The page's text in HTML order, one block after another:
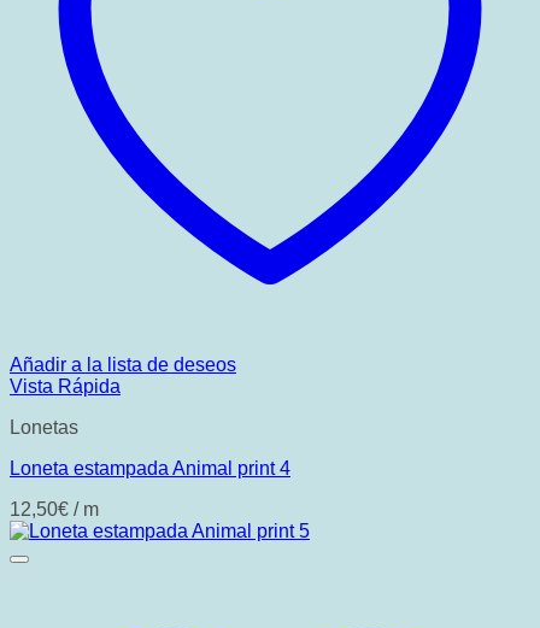
Añadir a la lista de deseos
Vista Rápida
Lonetas
Loneta estampada Animal print 4
12,50€ / m